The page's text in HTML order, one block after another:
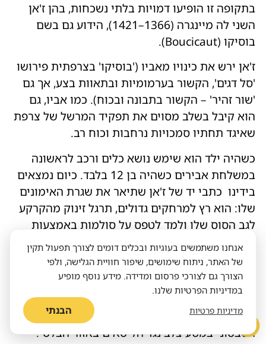
בתקופה זו הופיעו דמויות בלתי נשכחות, בהן ז'אן
השני לה מיינגרה (1366–1421), הידוע גם בשם
בוסיקו (Boucicaut).
ז'אן ירש את כינויו מאביו ('בוסיקו' בצרפתית פירושו
'סל דגים', הקשור בערמומיות ובתאוות בצע, אך גם
'שור זהיר' – הקשור בתבונה ובכוח). כמו אביו, גם
הוא קיבל בשלב מסוים את תפקיד המרשל של צרפת
שאיגד תחתיו סמכויות נרחבות וכוח רב.
כשהיה ילד הוא שימש נושא כלים ורכב לראשונה
במשלחת אבירים כשהיה ​​בן 12 בלבד. כיום נמצאים
בידינו כתבי יד של ז'אן שתיאר את שגרת האימונים
שלו: הוא רץ למרחקים גדולים, תרגל זינוק מהקרקע
לגב הסוס שלו ולמד לטפס על סולמות באמצעות
זרועותיו בלבד. בגיל 16 הוא זכה בתואר אבירות
והשתתף בקרב על רוזובק בפלנדריה, שבו הנחילו
הצרפתים תבוסה ניצחת לאויביהם.
במשך שני עשורים הוא היה גיבור בשדות הקרב
באירופה. בשנת 1384 נלחם ז'אן לצד המסדר
הטבטוני במסע צלב נגד הליטאים באזור הבלטי.
אנחנו משתמשים בעוגיות ובכלים דומים לצורך תפעול תקין
של האתר, ניתוח שימושים, שיפור חוויית הגלישה, ולפי
הצורך גם לצורכי פרסום ומדידה. מידע נוסף מופיע
במדיניות הפרטיות שלנו.
מדיניות פרטיות הבנתי